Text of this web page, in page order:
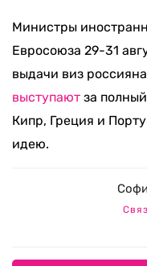
Министры
Евросоюза 29-31
выдачи виз
выступают за
Кипр, Греция и
идею.